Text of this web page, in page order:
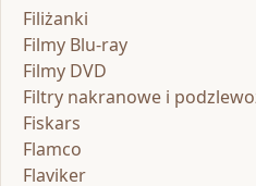
Filiżanki
Filmy Blu-ray
Filmy DVD
Filtry nakranowe i
Fiskars
Flamco
Flaviker